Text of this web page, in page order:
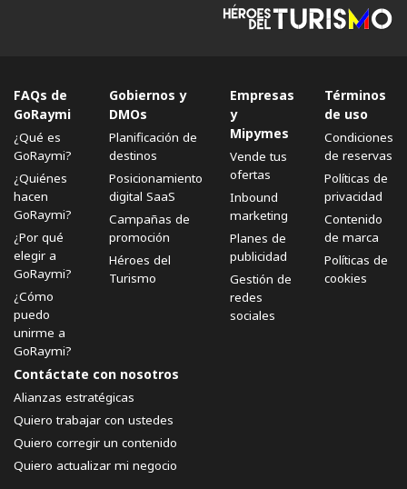
FAQs de
GoRaymi
¿Qué es
GoRaymi?
¿Quiénes
hacen
GoRaymi?
¿Por qué
elegir a
GoRaymi?
¿Cómo
puedo
unirme a
GoRaymi?
Gobiernos y
DMOs
Planificación de
destinos
Posicionamiento
digital SaaS
Campañas de
promoción
Héroes del
Turismo
Empresas
y
Mipymes
Vende tus
ofertas
Inbound
marketing
Planes de
publicidad
Gestión de
redes
sociales
Términos
de uso
Condiciones
de reservas
Políticas de
privacidad
Contenido
de marca
Políticas de
cookies
Contáctate con nosotros
Alianzas estratégicas
Quiero trabajar con ustedes
Quiero corregir un contenido
Quiero actualizar mi negocio